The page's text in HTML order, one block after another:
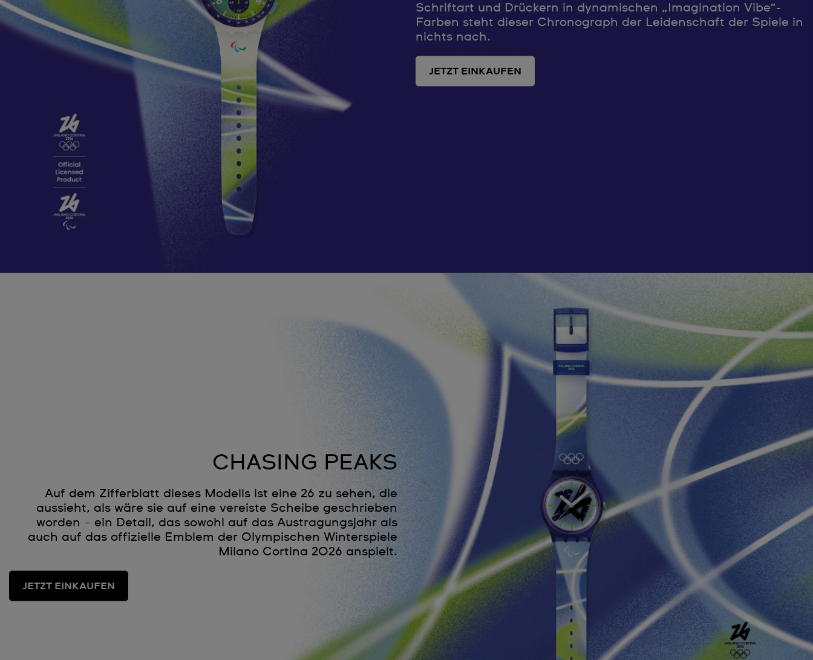
Schriftart und Drückern in dynamischen „Imagination Vibe“-
Farben steht dieser Chronograph der Leidenschaft der Spiele in
nichts nach.
JETZT EINKAUFEN
CHASING PEAKS
Auf dem Zifferblatt dieses Modells ist eine 26 zu sehen, die
aussieht, als wäre sie auf eine vereiste Scheibe geschrieben
worden – ein Detail, das sowohl auf das Austragungsjahr als
auch auf das offizielle Emblem der Olympischen Winterspiele
Milano Cortina 2026 anspielt.
JETZT EINKAUFEN